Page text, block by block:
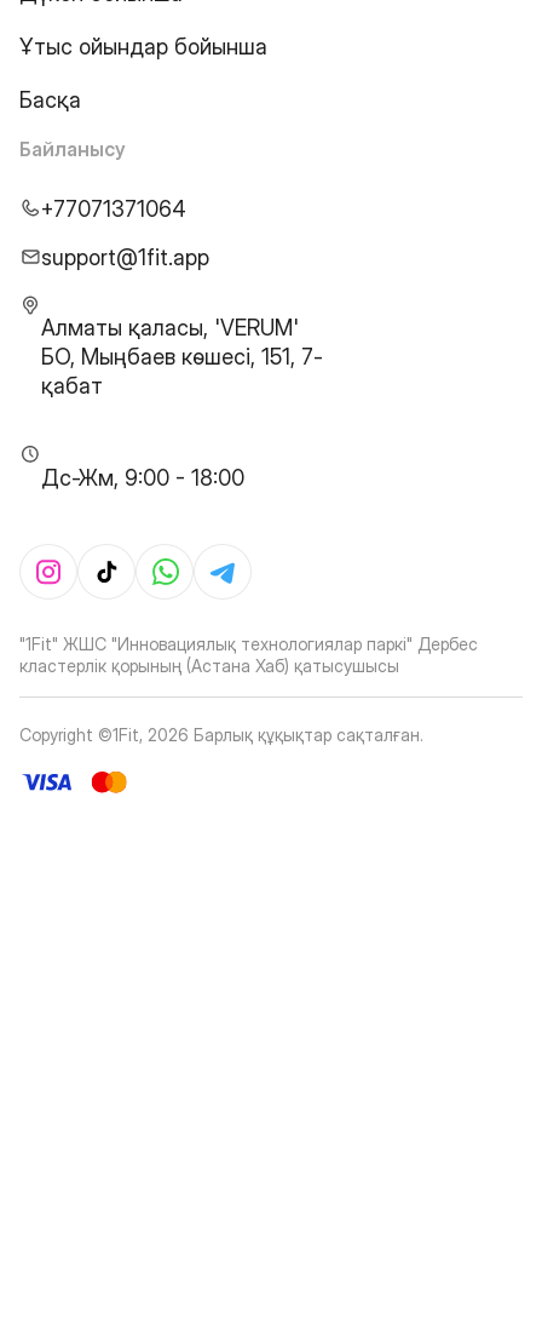
Ұтыс ойындар бойынша
Басқа
Байланысу
+77071371064
support@1fit.app
Алматы қаласы, 'VERUM'
БО, Мыңбаев көшесі, 151, 7-
қабат
Дс-Жм, 9:00 - 18:00
"1Fit" ЖШС "Инновациялық технологиялар паркі" Дербес
кластерлік қорының (Астана Хаб) қатысушысы
Copyright ©1Fit, 2026 Барлық құқықтар сақталған.